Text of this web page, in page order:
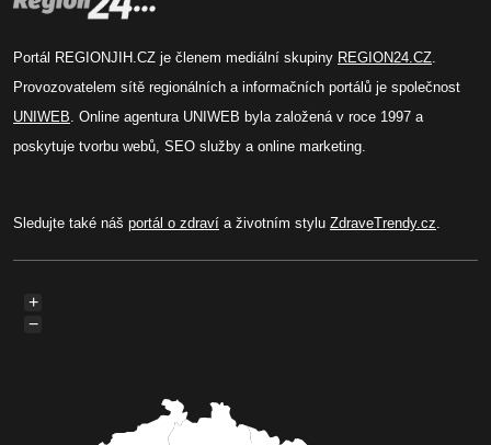
Portál REGIONJIH.CZ je členem mediální skupiny REGION24.CZ.
Provozovatelem sítě regionálních a informačních portálů je společnost
UNIWEB. Online agentura UNIWEB byla založená v roce 1997 a
poskytuje tvorbu webů, SEO služby a online marketing.
Sledujte také náš portál o zdraví a životním stylu ZdraveTrendy.cz.
+
−